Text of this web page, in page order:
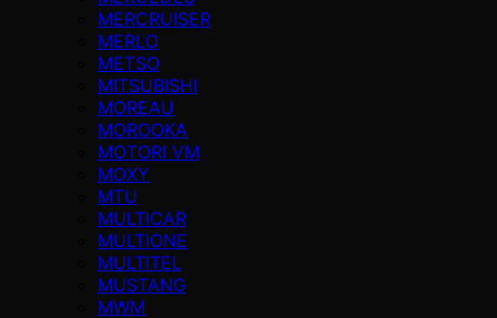
MERCRUISER
MERLO
METSO
MITSUBISHI
MOREAU
MOROOKA
MOTORI VM
MOXY
MTU
MULTICAR
MULTIONE
MULTITEL
MUSTANG
MWM